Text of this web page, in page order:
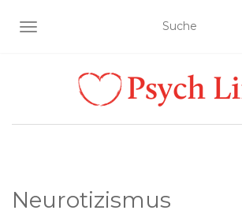
SCHALTE NAVIGATION
Neurotizismus